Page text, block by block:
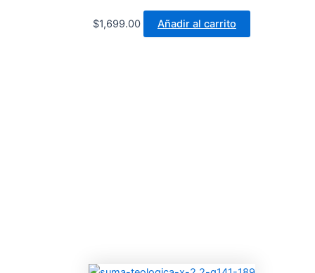
$1,699.00 Añadir al carrito